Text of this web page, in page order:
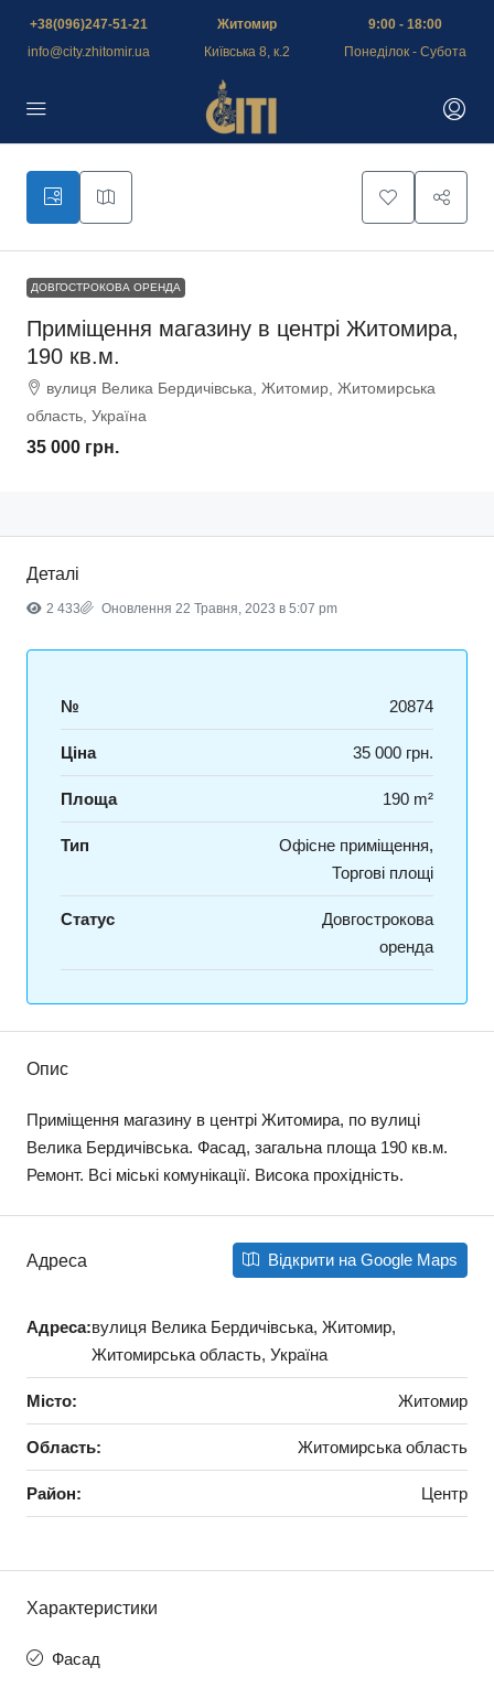
+38(096)247-51-21
info@city.zhitomir.ua
Житомир
Київська 8, к.2
9:00 - 18:00
Понеділок - Субота
ДОВГОСТРОКОВА ОРЕНДА
Приміщення магазину в центрі Житомира,
190 кв.м.
вулиця Велика Бердичівська, Житомир, Житомирська
область, Україна
35 000 грн.
Деталі
2 433 Оновлення 22 Травня, 2023 в 5:07 pm
№ 20874
Ціна 35 000 грн.
Площа 190 m²
Тип
Офісне приміщення,
Торгові площі
Статус
Довгострокова
оренда
Опис
Приміщення магазину в центрі Житомира, по вулиці
Велика Бердичівська. Фасад, загальна площа 190 кв.м.
Ремонт. Всі міські комунікації. Висока прохідність.
Адреса Відкрити на Google Maps
Адреса:вулиця Велика Бердичівська, Житомир,
Житомирська область, Україна
Місто: Житомир
Область: Житомирська область
Район: Центр
Характеристики
Фасад